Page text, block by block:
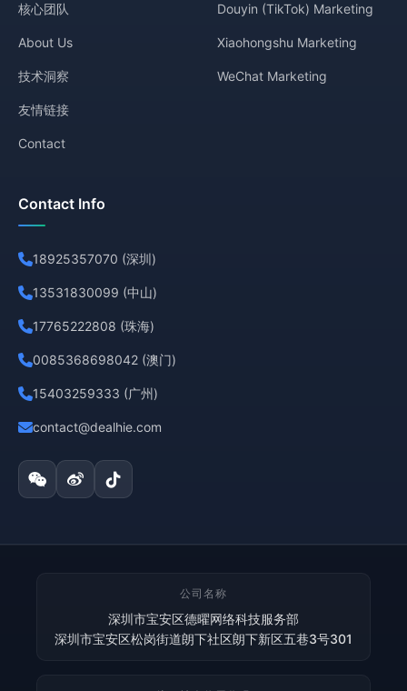
核心团队
About Us
技术洞察
友情链接
Contact
Douyin (TikTok) Marketing
Xiaohongshu Marketing
WeChat Marketing
Contact Info
18925357070 (深圳)
13531830099 (中山)
17765222808 (珠海)
0085368698042 (澳门)
15403259333 (广州)
contact@dealhie.com
公司名称
深圳市宝安区德曜网络科技服务部
深圳市宝安区松岗街道朗下社区朗下新区五巷3号301